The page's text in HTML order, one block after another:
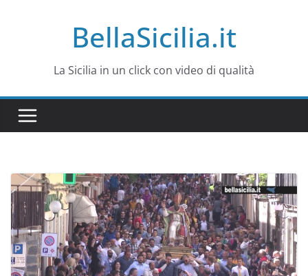
BellaSicilia.it
La Sicilia in un click con video di qualità